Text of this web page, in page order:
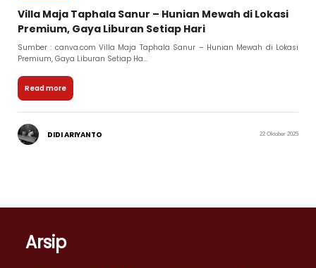
Villa Maja Taphala Sanur – Hunian Mewah di Lokasi
Premium, Gaya Liburan Setiap Hari
Sumber : canva.com Villa Maja Taphala Sanur – Hunian Mewah di Lokasi
Premium, Gaya Liburan Setiap Ha...
Read more
DIDI ARIYANTO 22 Oktober 2025
Arsip